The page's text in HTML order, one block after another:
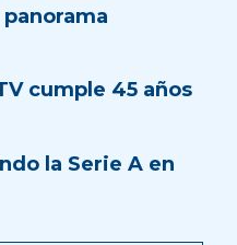
cumple 45 años
la Serie A en